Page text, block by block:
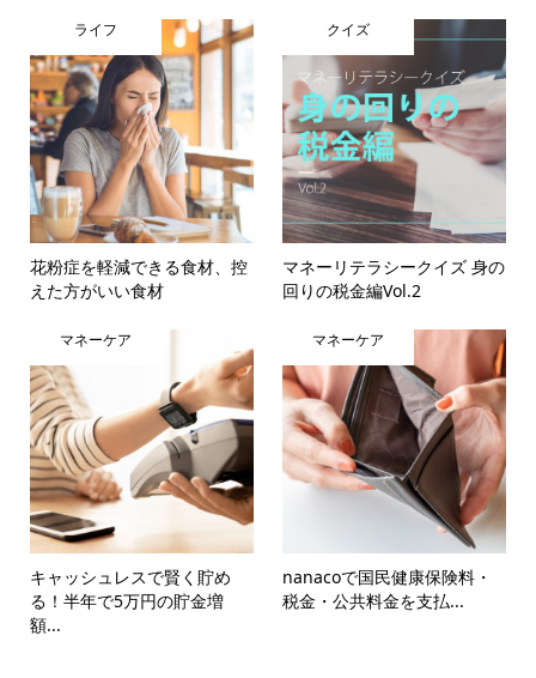
ライフ
花粉症を軽減できる食材、控
えた方がいい食材
クイズ
マネーリテラシークイズ 身の
回りの税金編Vol.2
マネーケア
キャッシュレスで賢く貯め
る！半年で5万円の貯金増
額...
マネーケア
nanacoで国民健康保険料・
税金・公共料金を支払...